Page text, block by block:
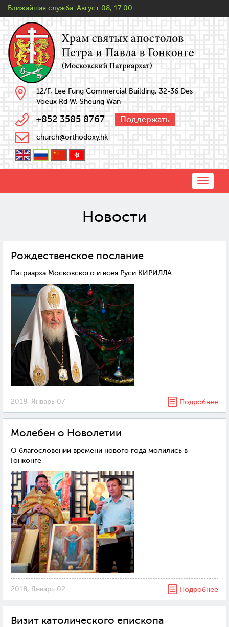
Ближайшая служба: Август 08, 17:00
12/F, Lee Fung Commercial Building, 32-36 Des
Voeux Rd W, Sheung Wan
+852 3585 8767 Поддержать
church@orthodoxy.hk
Toggle
Новости
Рождественское послание
Патриарха Московского и всея Руси КИРИЛЛА
2018, Январь 07 Подробнее
Молебен о Новолетии
О благословении времени нового года молились в
Гонконге
2018, Январь 02 Подробнее
Визит католического епископа